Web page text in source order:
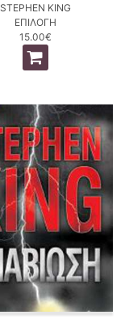
STEPHEN KING
ΕΠΙΛΟΓΗ
15.00€